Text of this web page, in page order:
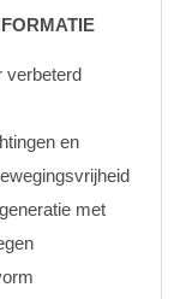
verbeterd
en
met